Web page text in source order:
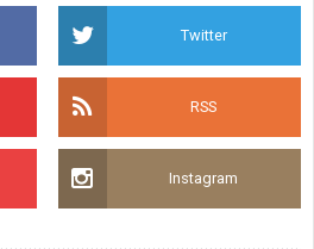
Twitter
RSS
Instagram